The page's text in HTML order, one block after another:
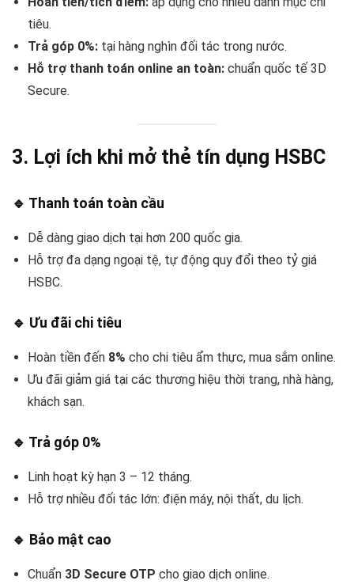
tiêu.
Trả góp 0%: tại hàng nghìn đối tác trong nước.
Hỗ trợ thanh toán online an toàn: chuẩn quốc tế 3D
Secure.
3. Lợi ích khi mở thẻ tín dụng HSBC
🔹 Thanh toán toàn cầu
Dễ dàng giao dịch tại hơn 200 quốc gia.
Hỗ trợ đa dạng ngoại tệ, tự động quy đổi theo tỷ giá
HSBC.
🔹 Ưu đãi chi tiêu
Hoàn tiền đến 8% cho chi tiêu ẩm thực, mua sắm online.
Ưu đãi giảm giá tại các thương hiệu thời trang, nhà hàng,
khách sạn.
🔹 Trả góp 0%
Linh hoạt kỳ hạn 3 – 12 tháng.
Hỗ trợ nhiều đối tác lớn: điện máy, nội thất, du lịch.
🔹 Bảo mật cao
Chuẩn 3D Secure OTP cho giao dịch online.